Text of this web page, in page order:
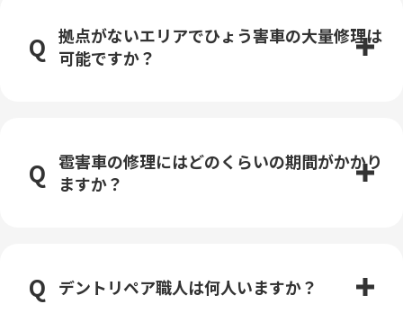
拠点がないエリアでひょう害車の大量修理は
可能ですか？
雹害車の修理にはどのくらいの期間がかかり
ますか？
デントリペア職人は何人いますか？